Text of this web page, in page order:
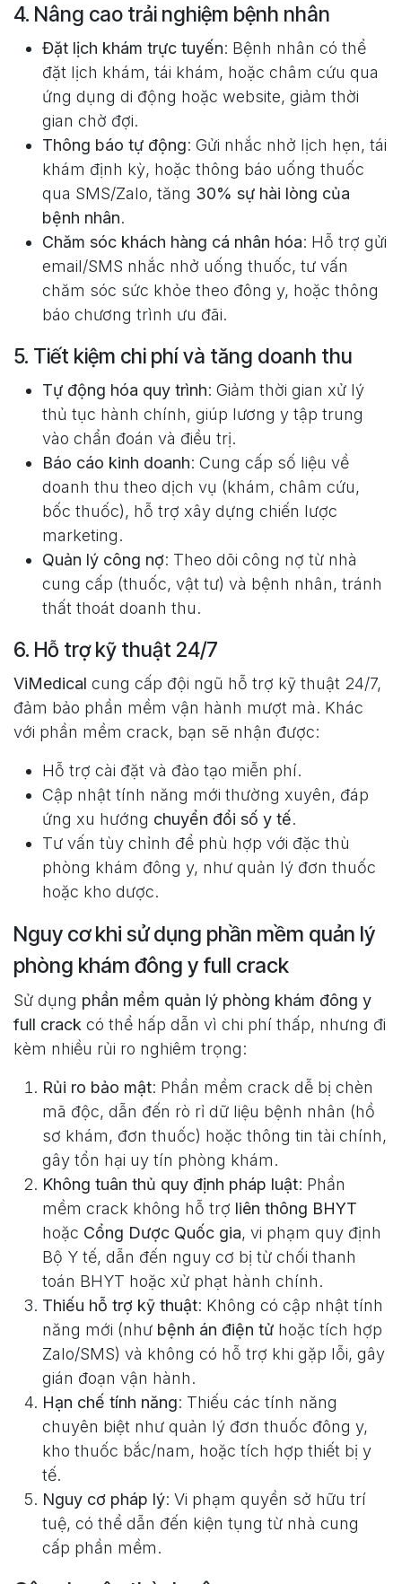
4. Nâng cao trải nghiệm bệnh nhân
Đặt lịch khám trực tuyến: Bệnh nhân có thể
đặt lịch khám, tái khám, hoặc châm cứu qua
ứng dụng di động hoặc website, giảm thời
gian chờ đợi.
Thông báo tự động: Gửi nhắc nhở lịch hẹn, tái
khám định kỳ, hoặc thông báo uống thuốc
qua SMS/Zalo, tăng 30% sự hài lòng của
bệnh nhân.
Chăm sóc khách hàng cá nhân hóa: Hỗ trợ gửi
email/SMS nhắc nhở uống thuốc, tư vấn
chăm sóc sức khỏe theo đông y, hoặc thông
báo chương trình ưu đãi.
5. Tiết kiệm chi phí và tăng doanh thu
Tự động hóa quy trình: Giảm thời gian xử lý
thủ tục hành chính, giúp lương y tập trung
vào chẩn đoán và điều trị.
Báo cáo kinh doanh: Cung cấp số liệu về
doanh thu theo dịch vụ (khám, châm cứu,
bốc thuốc), hỗ trợ xây dựng chiến lược
marketing.
Quản lý công nợ: Theo dõi công nợ từ nhà
cung cấp (thuốc, vật tư) và bệnh nhân, tránh
thất thoát doanh thu.
6. Hỗ trợ kỹ thuật 24/7
ViMedical cung cấp đội ngũ hỗ trợ kỹ thuật 24/7,
đảm bảo phần mềm vận hành mượt mà. Khác
với phần mềm crack, bạn sẽ nhận được:
Hỗ trợ cài đặt và đào tạo miễn phí.
Cập nhật tính năng mới thường xuyên, đáp
ứng xu hướng chuyển đổi số y tế.
Tư vấn tùy chỉnh để phù hợp với đặc thù
phòng khám đông y, như quản lý đơn thuốc
hoặc kho dược.
Nguy cơ khi sử dụng phần mềm quản lý
phòng khám đông y full crack
Sử dụng phần mềm quản lý phòng khám đông y
full crack có thể hấp dẫn vì chi phí thấp, nhưng đi
kèm nhiều rủi ro nghiêm trọng:
Rủi ro bảo mật: Phần mềm crack dễ bị chèn
mã độc, dẫn đến rò rỉ dữ liệu bệnh nhân (hồ
sơ khám, đơn thuốc) hoặc thông tin tài chính,
gây tổn hại uy tín phòng khám.
Không tuân thủ quy định pháp luật: Phần
mềm crack không hỗ trợ liên thông BHYT
hoặc Cổng Dược Quốc gia, vi phạm quy định
Bộ Y tế, dẫn đến nguy cơ bị từ chối thanh
toán BHYT hoặc xử phạt hành chính.
Thiếu hỗ trợ kỹ thuật: Không có cập nhật tính
năng mới (như bệnh án điện tử hoặc tích hợp
Zalo/SMS) và không có hỗ trợ khi gặp lỗi, gây
gián đoạn vận hành.
Hạn chế tính năng: Thiếu các tính năng
chuyên biệt như quản lý đơn thuốc đông y,
kho thuốc bắc/nam, hoặc tích hợp thiết bị y
tế.
Nguy cơ pháp lý: Vi phạm quyền sở hữu trí
tuệ, có thể dẫn đến kiện tụng từ nhà cung
cấp phần mềm.